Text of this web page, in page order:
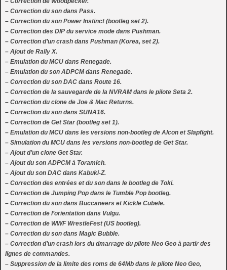
– Correction du son dans Pass.
– Correction du son Power Instinct (bootleg set 2).
– Correction des DIP du service mode dans Pushman.
– Correction d’un crash dans Pushman (Korea, set 2).
– Ajout de Rally X.
– Emulation du MCU dans Renegade.
– Emulation du son ADPCM dans Renegade.
– Correction du son DAC dans Route 16.
– Correction de la sauvegarde de la NVRAM dans le pilote Seta 2.
– Correction du clone de Joe & Mac Returns.
– Correction du son dans SUNA16.
– Correction de Get Star (bootleg set 1).
– Emulation du MCU dans les versions non-bootleg de Alcon et Slapfight.
– Simulation du MCU dans les versions non-bootleg de Get Star.
– Ajout d’un clone Get Star.
– Ajout du son ADPCM à Toramich.
– Ajout du son DAC dans Kabuki-Z.
– Correction des entrées et du son dans le bootleg de Toki.
– Correction de Jumping Pop dans le Tumble Pop bootleg.
– Correction du son dans Buccaneers et Kickle Cubele.
– Correction de l’orientation dans Vulgu.
– Correction de WWF WrestleFest (US bootleg).
– Correction du son dans Magic Bubble.
– Correction d’un crash lors du dmarrage du pilote Neo Geo à partir des
lignes de commandes.
– Suppression de la limite des roms de 64Mb dans le pilote Neo Geo,